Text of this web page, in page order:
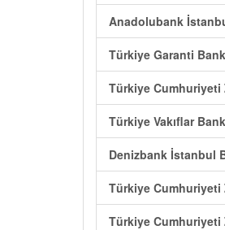
Anadolubank
Türkiye Garanti
Türkiye Cumhuriyeti
Türkiye Vakıflar
Denizbank İstanbul
Türkiye Cumhuriyeti
Türkiye